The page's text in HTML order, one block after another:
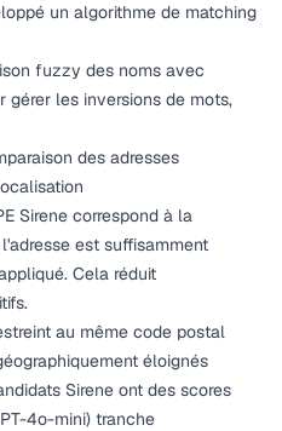
un algorithme de matching
fuzzy des noms avec
gérer les inversions de mots,
des adresses
Sirene correspond à la
est suffisamment
Cela réduit
au même code postal
éloignés
Sirene ont des scores
4o-mini) tranche